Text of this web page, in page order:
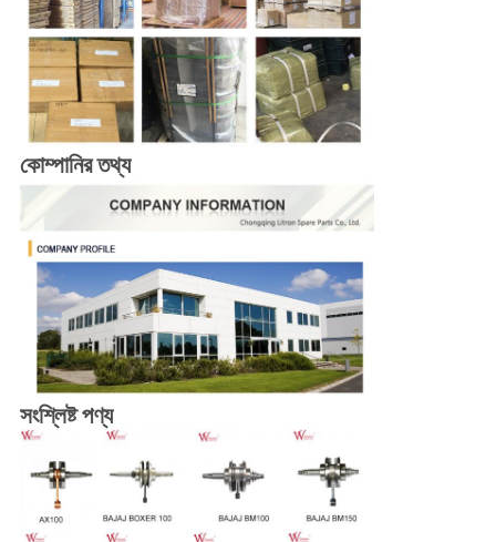
কোম্পানির তথ্য
সংশ্লিষ্ট পণ্য